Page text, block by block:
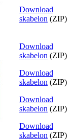
Download
skabelon (ZIP)
Download
skabelon (ZIP)
Download
skabelon (ZIP)
Download
skabelon (ZIP)
Download
skabelon (ZIP)